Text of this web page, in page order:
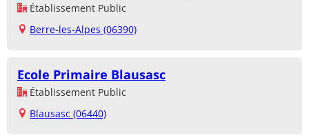
Établissement Public
Berre-les-Alpes (06390)
Ecole Primaire Blausasc
Établissement Public
Blausasc (06440)